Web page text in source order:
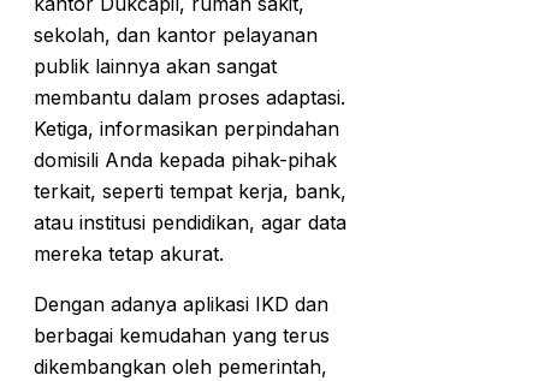
sekolah, dan kantor pelayanan
publik lainnya akan sangat
membantu dalam proses adaptasi.
Ketiga, informasikan perpindahan
domisili Anda kepada pihak-pihak
terkait, seperti tempat kerja, bank,
atau institusi pendidikan, agar data
mereka tetap akurat.
Dengan adanya aplikasi IKD dan
berbagai kemudahan yang terus
dikembangkan oleh pemerintah,